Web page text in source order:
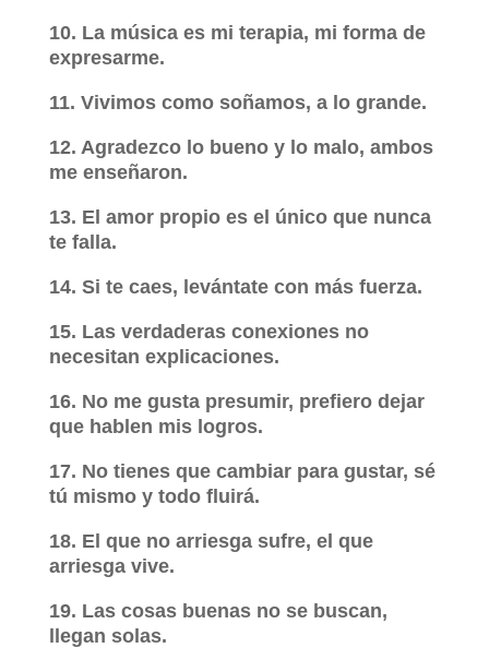
10. La música es mi terapia, mi forma de
expresarme.
11. Vivimos como soñamos, a lo grande.
12. Agradezco lo bueno y lo malo, ambos
me enseñaron.
13. El amor propio es el único que nunca
te falla.
14. Si te caes, levántate con más fuerza.
15. Las verdaderas conexiones no
necesitan explicaciones.
16. No me gusta presumir, prefiero dejar
que hablen mis logros.
17. No tienes que cambiar para gustar, sé
tú mismo y todo fluirá.
18. El que no arriesga sufre, el que
arriesga vive.
19. Las cosas buenas no se buscan,
llegan solas.